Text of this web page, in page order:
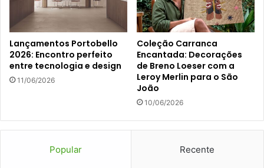
Lançamentos Portobello
2026: Encontro perfeito
entre tecnologia e design
11/06/2026
Coleção Carranca
Encantada: Decorações
de Breno Loeser com a
Leroy Merlin para o São
João
10/06/2026
Popular Recente